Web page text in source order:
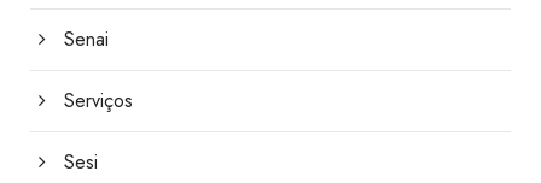
Senai
Serviços
Sesi